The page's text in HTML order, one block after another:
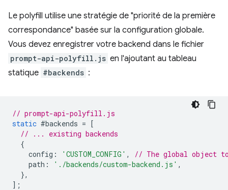
Le polyfill utilise une stratégie de "priorité de la première
correspondance" basée sur la configuration globale.
Vous devez enregistrer votre backend dans le fichier
prompt-api-polyfill.js en l'ajoutant au tableau
statique #backends :
// prompt-api-polyfill.js
static #backends = [
// ... existing backends
{
config : 'CUSTOM_CONFIG' ,
// The global object
path : './backends/custom-backend.js' ,
},
];